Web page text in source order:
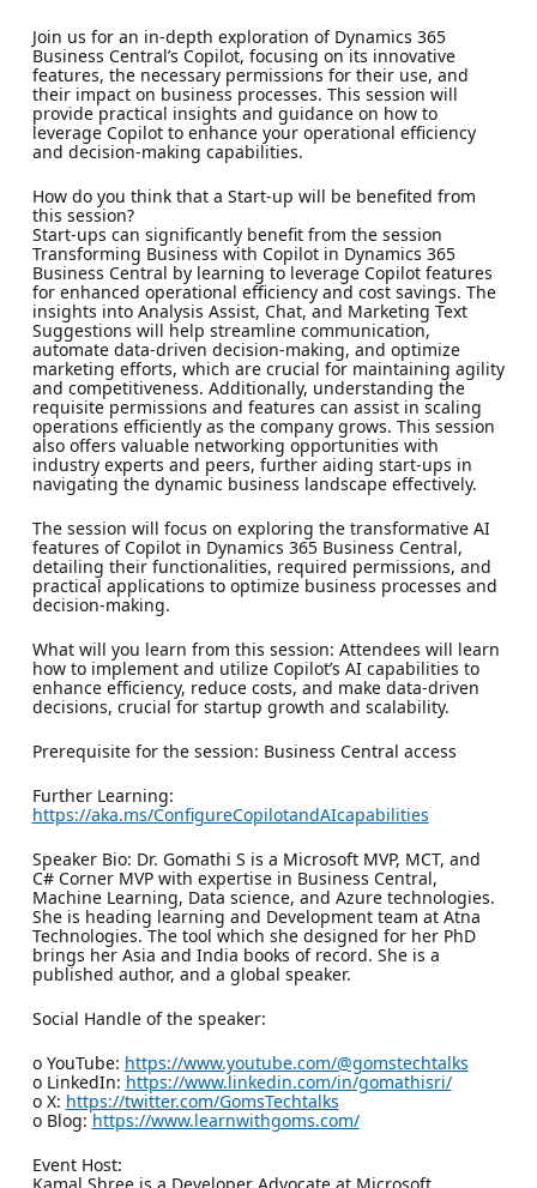
Join us for an in-depth exploration of Dynamics 365
Business Central’s Copilot, focusing on its innovative
features, the necessary permissions for their use, and
their impact on business processes. This session will
provide practical insights and guidance on how to
leverage Copilot to enhance your operational efficiency
and decision-making capabilities.
How do you think that a Start-up will be benefited from
this session?
Start-ups can significantly benefit from the session
Transforming Business with Copilot in Dynamics 365
Business Central by learning to leverage Copilot features
for enhanced operational efficiency and cost savings. The
insights into Analysis Assist, Chat, and Marketing Text
Suggestions will help streamline communication,
automate data-driven decision-making, and optimize
marketing efforts, which are crucial for maintaining agility
and competitiveness. Additionally, understanding the
requisite permissions and features can assist in scaling
operations efficiently as the company grows. This session
also offers valuable networking opportunities with
industry experts and peers, further aiding start-ups in
navigating the dynamic business landscape effectively.
The session will focus on exploring the transformative AI
features of Copilot in Dynamics 365 Business Central,
detailing their functionalities, required permissions, and
practical applications to optimize business processes and
decision-making.
What will you learn from this session: Attendees will learn
how to implement and utilize Copilot’s AI capabilities to
enhance efficiency, reduce costs, and make data-driven
decisions, crucial for startup growth and scalability.
Prerequisite for the session: Business Central access
Further Learning:
https://aka.ms/ConfigureCopilotandAIcapabilities
Speaker Bio: Dr. Gomathi S is a Microsoft MVP, MCT, and
C# Corner MVP with expertise in Business Central,
Machine Learning, Data science, and Azure technologies.
She is heading learning and Development team at Atna
Technologies. The tool which she designed for her PhD
brings her Asia and India books of record. She is a
published author, and a global speaker.
Social Handle of the speaker:
o YouTube: https://www.youtube.com/@gomstechtalks
o LinkedIn: https://www.linkedin.com/in/gomathisri/
o X: https://twitter.com/GomsTechtalks
o Blog:https://www.learnwithgoms.com/
Event Host:
Kamal Shree is a Developer Advocate at Microsoft.